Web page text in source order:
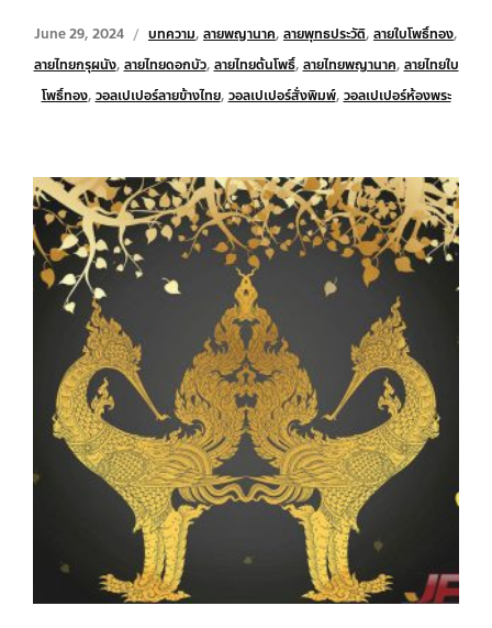
June 29, 2024 บทความ, ลายพญานาค, ลายพุทธประวัติ, ลายใบโพธิ์ทอง,
ลายไทยกรุผนัง, ลายไทยดอกบัว, ลายไทยต้นโพธิ์, ลายไทยพญานาค, ลายไทยใบ
โพธิ์ทอง, วอลเปเปอร์ลายข้างไทย, วอลเปเปอร์สั่งพิมพ์, วอลเปเปอร์ห้องพระ